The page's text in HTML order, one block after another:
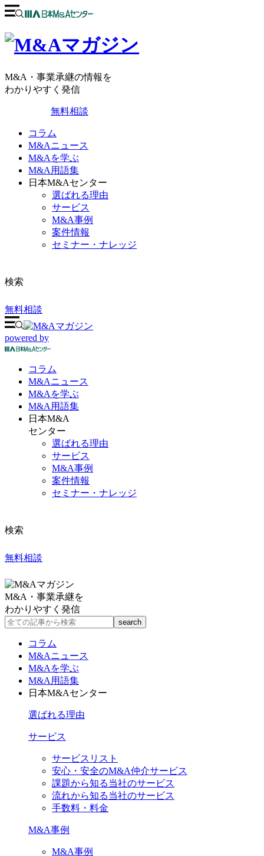
M&A・事業承継の情報を
わかりやすく発信
無料相談
コラム
M&Aニュース
M&Aを学ぶ
M&A用語集
日本M&Aセンター
選ばれる理由
サービス
M&A事例
案件情報
セミナー・ナレッジ
検索
無料相談
powered by
コラム
M&Aニュース
M&Aを学ぶ
M&A 用語集
日本M&A
センター
選ばれる理由
サービス
M&A事例
案件情報
セミナー・ナレッジ
検索
無料相談
M&A・事業承継を
わかりやすく発信
コラム
M&Aニュース
M&Aを学ぶ
M&A用語集
日本M&Aセンター
選ばれる理由
サービス
サービスリスト
安心・安全のM&A仲介サービス
課題から知る当社のサービス
流れから知る当社のサービス
手数料・料金
M&A事例
M&A事例